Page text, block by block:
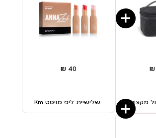
מקצועי שלישיית ליפ מויסט Km